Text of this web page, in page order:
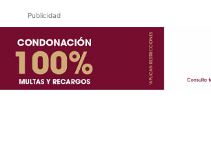
Publicidad